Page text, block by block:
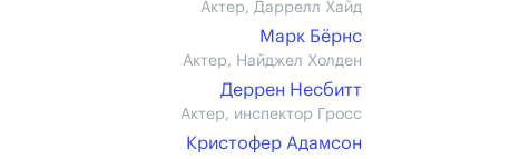
Актер, Даррелл Хайд
Марк Бёрнс
Актер, Найджел Холден
Деррен Несбитт
Актер, инспектор Гросс
Кристофер Адамсон